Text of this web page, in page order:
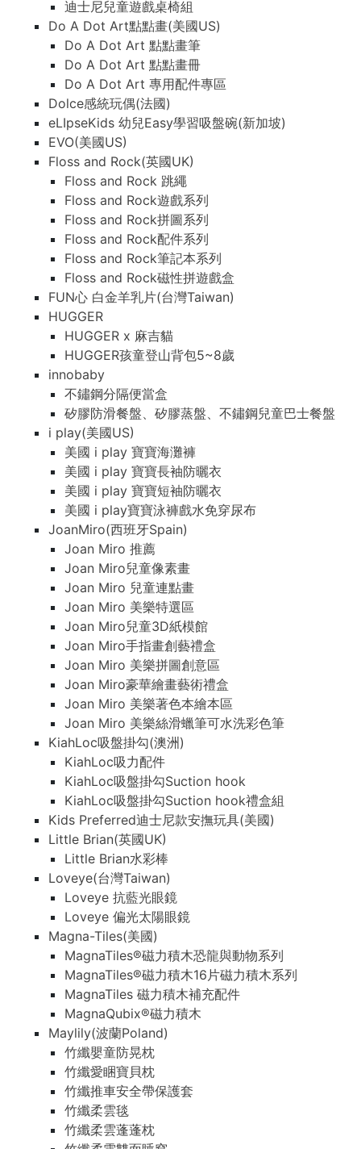
迪士尼兒童遊戲桌椅組
Do A Dot Art點點畫(美國US)
Do A Dot Art 點點畫筆
Do A Dot Art 點點畫冊
Do A Dot Art 專用配件專區
Dolce感統玩偶(法國)
eLIpseKids 幼兒Easy學習吸盤碗(新加坡)
EVO(美國US)
Floss and Rock(英國UK)
Floss and Rock 跳繩
Floss and Rock遊戲系列
Floss and Rock拼圖系列
Floss and Rock配件系列
Floss and Rock筆記本系列
Floss and Rock磁性拼遊戲盒
FUN心 白金羊乳片(台灣Taiwan)
HUGGER
HUGGER x 麻吉貓
HUGGER孩童登山背包5~8歲
innobaby
不鏽鋼分隔便當盒
矽膠防滑餐盤、矽膠蒸盤、不鏽鋼兒童巴士餐盤
i play(美國US)
美國 i play 寶寶海灘褲
美國 i play 寶寶長袖防曬衣
美國 i play 寶寶短袖防曬衣
美國 i play寶寶泳褲戲水免穿尿布
JoanMiro(西班牙Spain)
Joan Miro 推薦
Joan Miro兒童像素畫
Joan Miro 兒童連點畫
Joan Miro 美樂特選區
Joan Miro兒童3D紙模館
Joan Miro手指畫創藝禮盒
Joan Miro 美樂拼圖創意區
Joan Miro豪華繪畫藝術禮盒
Joan Miro 美樂著色本繪本區
Joan Miro 美樂絲滑蠟筆可水洗彩色筆
KiahLoc吸盤掛勾(澳洲)
KiahLoc吸力配件
KiahLoc吸盤掛勾Suction hook
KiahLoc吸盤掛勾Suction hook禮盒組
Kids Preferred迪士尼款安撫玩具(美國)
Little Brian(英國UK)
Little Brian水彩棒
Loveye(台灣Taiwan)
Loveye 抗藍光眼鏡
Loveye 偏光太陽眼鏡
Magna-Tiles(美國)
MagnaTiles®磁力積木恐龍與動物系列
MagnaTiles®磁力積木16片磁力積木系列
MagnaTiles 磁力積木補充配件
MagnaQubix®磁力積木
Maylily(波蘭Poland)
竹纖嬰童防晃枕
竹纖愛睏寶貝枕
竹纖推車安全帶保護套
竹纖柔雲毯
竹纖柔雲蓬蓬枕